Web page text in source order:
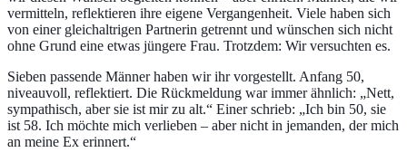
vermitteln, reflektieren ihre eigene Vergangenheit. Viele haben sich
von einer gleichaltrigen Partnerin getrennt und wünschen sich nicht
ohne Grund eine etwas jüngere Frau. Trotzdem: Wir versuchten es.
Sieben passende Männer haben wir ihr vorgestellt. Anfang 50,
niveauvoll, reflektiert. Die Rückmeldung war immer ähnlich: „Nett,
sympathisch, aber sie ist mir zu alt.“ Einer schrieb: „Ich bin 50, sie
ist 58. Ich möchte mich verlieben – aber nicht in jemanden, der mich
an meine Ex erinnert.“